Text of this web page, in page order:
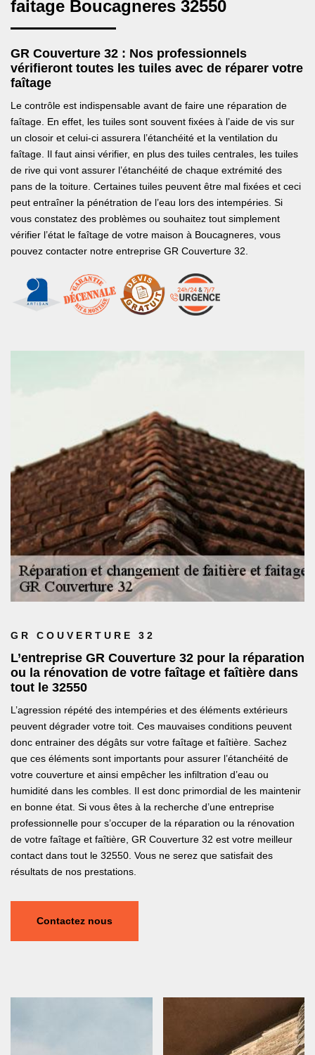
faitage Boucagneres 32550
GR Couverture 32 : Nos professionnels
vérifieront toutes les tuiles avec de réparer votre
faîtage
Le contrôle est indispensable avant de faire une réparation de
faîtage. En effet, les tuiles sont souvent fixées à l’aide de vis sur
un closoir et celui-ci assurera l’étanchéité et la ventilation du
faîtage. Il faut ainsi vérifier, en plus des tuiles centrales, les tuiles
de rive qui vont assurer l’étanchéité de chaque extrémité des
pans de la toiture. Certaines tuiles peuvent être mal fixées et ceci
peut entraîner la pénétration de l’eau lors des intempéries. Si
vous constatez des problèmes ou souhaitez tout simplement
vérifier l’état le faîtage de votre maison à Boucagneres, vous
pouvez contacter notre entreprise GR Couverture 32.
GR COUVERTURE 32
L’entreprise GR Couverture 32 pour la réparation
ou la rénovation de votre faîtage et faîtière dans
tout le 32550
L’agression répété des intempéries et des éléments extérieurs
peuvent dégrader votre toit. Ces mauvaises conditions peuvent
donc entrainer des dégâts sur votre faîtage et faîtière. Sachez
que ces éléments sont importants pour assurer l’étanchéité de
votre couverture et ainsi empêcher les infiltration d’eau ou
humidité dans les combles. Il est donc primordial de les maintenir
en bonne état. Si vous êtes à la recherche d’une entreprise
professionnelle pour s’occuper de la réparation ou la rénovation
de votre faîtage et faîtière, GR Couverture 32 est votre meilleur
contact dans tout le 32550. Vous ne serez que satisfait des
résultats de nos prestations.
Contactez nous